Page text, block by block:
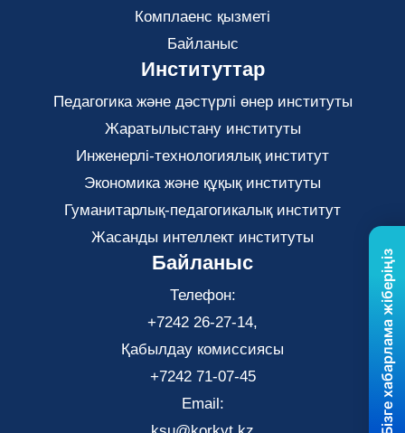
Комплаенс қызметі
Байланыс
Институттар
Педагогика және дәстүрлі өнер институты
Жаратылыстану институты
Инженерлі-технологиялық институт
Экономика және құқық институты
Гуманитарлық-педагогикалық институт
Жасанды интеллект институты
Байланыс
Телефон:
+7242 26-27-14,
Қабылдау комиссиясы
+7242 71-07-45
Email:
Бізге хабарлама жіберіңіз